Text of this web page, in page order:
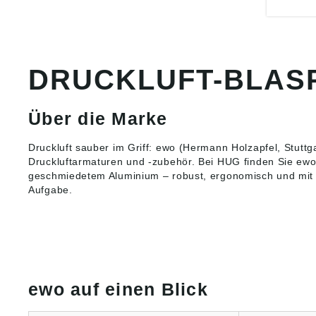
ung
DRUCKLUFT-
Über die Marke
Druckluft sauber im Griff: ewo (Hermann Holzapfel,
Druckluftarmaturen und -zubehör. Bei HUG finden Sie
geschmiedetem Aluminium – robust, ergonomisch und
Aufgabe.
ewo auf einen Blick